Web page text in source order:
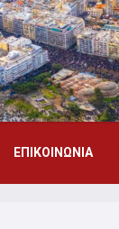
ΕΠΙΚΟΙΝΩΝΙΑ